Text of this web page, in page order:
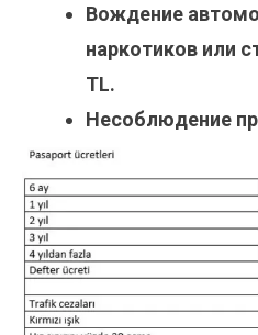
Вождение
наркотиков или
TL.
Несоблюдение